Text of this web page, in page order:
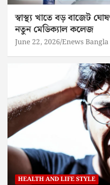
স্বাস্থ্য খাতে বড় বাজেট
নতুন মেডিক্যাল কলেজ
June 22, 2026 Enews Bangla
HEALTH AND LIFE STYLE